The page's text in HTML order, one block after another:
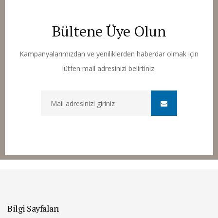
Bültene Üye Olun
Kampanyalarımızdan ve yeniliklerden haberdar olmak için
lütfen mail adresinizi belirtiniz.
Bilgi Sayfaları